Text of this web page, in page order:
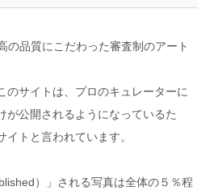
の品質にこだわった審査制のアート
のサイトは、プロのキュレーターに
が公開されるようになっているた
トと言われています。
）」される写真は全体の５％程